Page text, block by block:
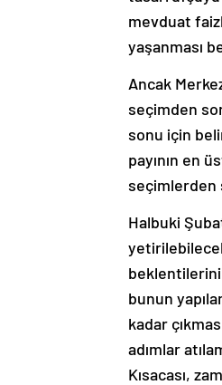
mevduat
yaşanması
Ancak
seçimden
sonu için
payının en
seçimlerden
Halbuki
bunun
kadar
adımlar
Kısacası,